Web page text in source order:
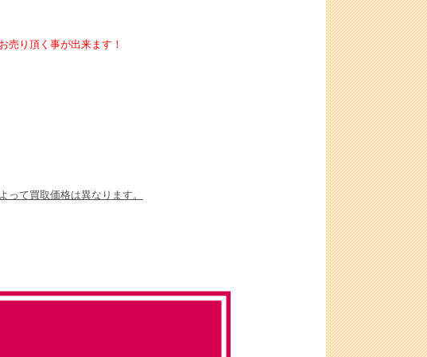
売り頂く事が出来ます！
て買取価格は異なります。